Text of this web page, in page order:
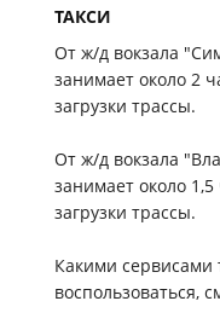
ТАКСИ
От ж/д вокзала
занимает около 2
загрузки трассы.
От ж/д вокзала
занимает около
загрузки трассы.
Какими сервисами
воспользоваться,